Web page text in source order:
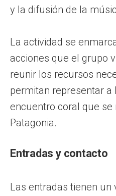
y la difusión de la
La actividad se
acciones que el grupo
reunir los recursos
permitan representar a
encuentro coral que se
Patagonia.
Entradas y contacto
Las entradas tienen un